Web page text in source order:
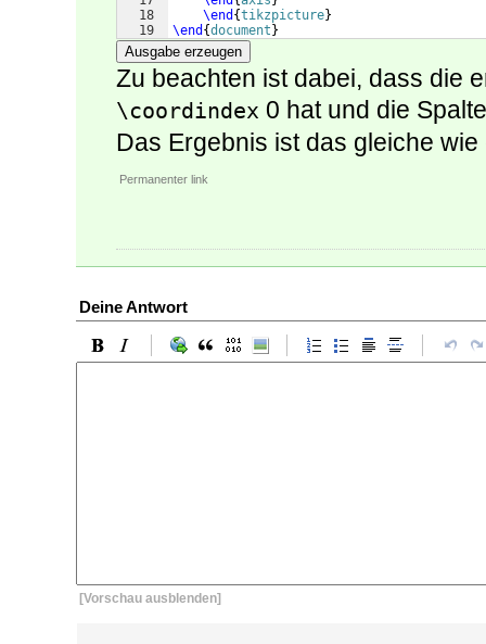
18
19
\end {tikzpicture}
\end {document }
Ausgabe erzeugen
Zu beachten ist dabei, dass die
\coordindex 0 hat und die
Das Ergebnis ist das gleiche wie
Permanenter link
Deine Antwort
[Vorschau ausblenden]